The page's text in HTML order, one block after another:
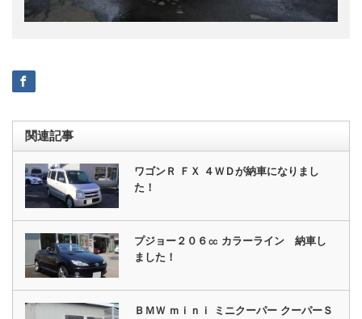
関連記事
ワゴンＲ ＦＸ ４ＷＤが納車になりまし
た！
プジョー２０６㏄ カラーライン 納車し
ました！
ＢＭＷ ｍｉｎｉ ミニクーパー クーパーＳ